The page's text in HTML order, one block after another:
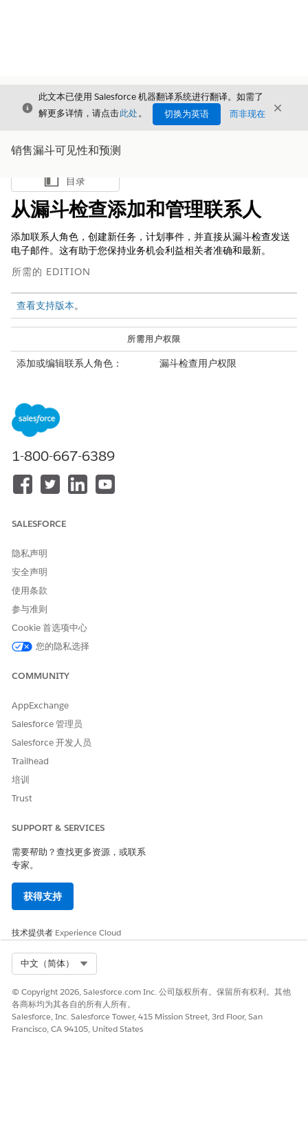
关闭
此文本已使用 Salesforce 机器翻译系统进行翻译。如需了
解更多详情，请点击此处。 切换为英语 而非现在 关闭
销售漏斗可见性和预测
显示目录
目录
从漏斗检查添加和管理联系人
添加联系人角色，创建新任务，计划事件，并直接从漏斗检查发送
电子邮件。这有助于您保持业务机会利益相关者准确和最新。
所需的 EDITION
查看支持版本。
所需用户权限
添加或编辑联系人角色： 漏斗检查用户权限
谁参与了交易，以及谁仍然需要联系。您可以管理这些关系，而无
需离开漏斗视图。
在“业务机会”选项卡上，单击
对于要更新的业务机会，单击联系人列中的数字。
如果您未看到“联系人”列，单击齿轮图标，选择
如果列出活跃人员但没有角色，请单击
要更改相关方的当前角色，请单击
要发送电子邮件，单击联系人旁边的电子邮件图标或面板底部的
发送电子邮件
备注要查看有关联系人的更多详细信息，单击侧面板中的姓名，
1-800-667-6389
SALESFORCE
隐私声明
安全声明
使用条款
参与准则
Cookie 首选项中心
您的隐私选择
COMMUNITY
AppExchange
Salesforce 管理员
Salesforce 开发人员
Trailhead
培训
Trust
SUPPORT & SERVICES
需要帮助？查找更多资源，或联系
专家。
获得支持
技术提供者 Experience Cloud
中文（简体）
© Copyright 2026, Salesforce.com Inc. 公司版权所有。保留所有权利。其他
各商标均为其各自的所有人所有。
Salesforce, Inc. Salesforce Tower, 415 Mission Street, 3rd Floor, San
Francisco, CA 94105, United States